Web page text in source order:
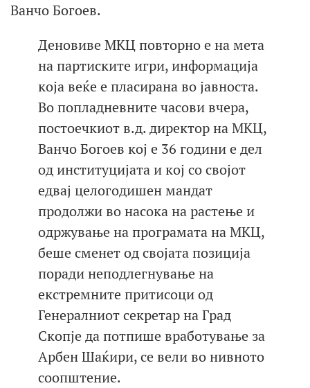
Ванчо Богоев.
Деновиве МКЦ повторно е на мета
на партиските игри, информација
која веќе е пласирана во јавноста.
Во попладневните часови вчера,
постоечкиот в.д. директор на МКЦ,
Ванчо Богоев кој е 36 години е дел
од институцијата и кој со својот
едвај целогодишен мандат
продолжи во насока на растење и
одржување на програмата на МКЦ,
беше сменет од својата позиција
поради неподлегнување на
екстремните притисоци од
Генералниот секретар на Град
Скопје да потпише вработување за
Арбен Шаќири, се вели во нивното
соопштение.